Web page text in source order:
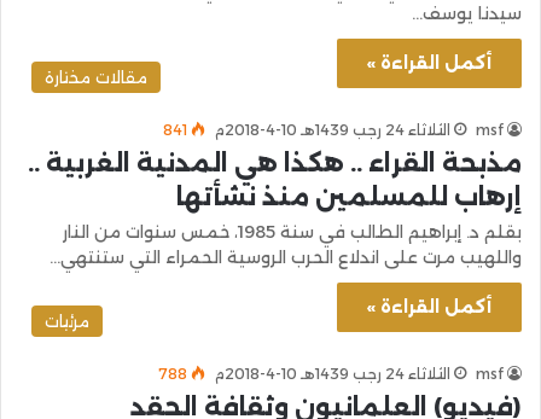
سيدنا يوسف…
أكمل القراءة »
مقالات مختارة
msf الثلاثاء 24 رجب 1439هـ 10-4-2018م 841
مذبحة القراء .. هكذا هي المدنية الغربية ..
إرهاب للمسلمين منذ نشأتها
بقلم د. إبراهيم الطالب في سنة 1985، خمس سنوات من النار
واللهيب مرت على اندلاع الحرب الروسية الحمراء التي ستنتهي…
أكمل القراءة »
مرئيات
msf الثلاثاء 24 رجب 1439هـ 10-4-2018م 788
(فيديو) العلمانيون وثقافة الحقد